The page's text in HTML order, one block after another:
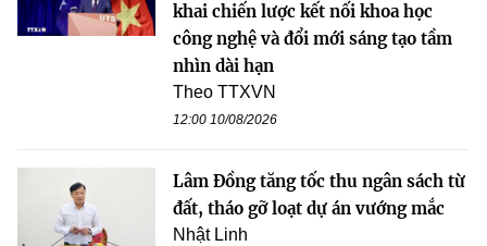
khai chiến lược kết nối khoa học
công nghệ và đổi mới sáng tạo tầm
nhìn dài hạn
Theo TTXVN
12:00 10/08/2026
Lâm Đồng tăng tốc thu ngân sách từ
đất, tháo gỡ loạt dự án vướng mắc
Nhật Linh